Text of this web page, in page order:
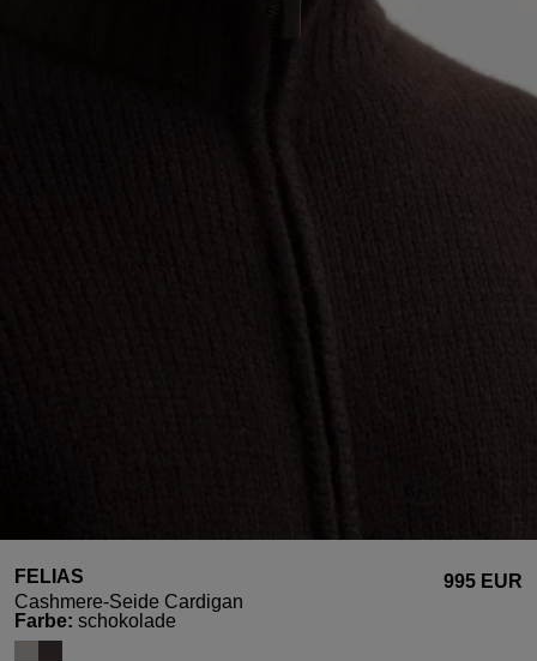
FELIAS
Cashmere-Seide Cardigan
995 EUR
Farbeauswählen
: schokolade